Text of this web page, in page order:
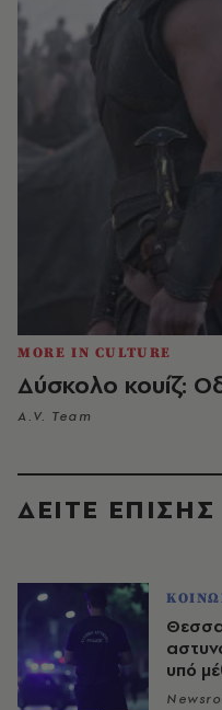
MORE IN CULTURE
Δύσκολο κουίζ:
A.V. Team
ΔΕΙΤΕ ΕΠΙΣΗΣ
υπό